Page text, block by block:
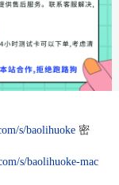
s/baolihuoke 密
s/baolihuoke-mac